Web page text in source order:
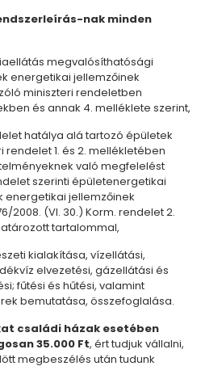
nak minden
megvalósíthatósági
energetikai jellemzőinek
miniszteri rendeletben
és annak 4. melléklete szerint,
hatálya alá tartozó épületek
1. és 2. mellékletében
való megfelelést
szerinti épületenergetikai
energetikai jellemzőinek
2008. (VI. 30.) Korm. rendelet 2.
tartalommal,
kialakítása, vízellátási,
elvezetési, gázellátási és
fűtési és hűtési, valamint
bemutatása, összefoglalása.
családi házak esetében
35.000 Ft, ért tudjuk vállalni,
megbeszélés után tudunk